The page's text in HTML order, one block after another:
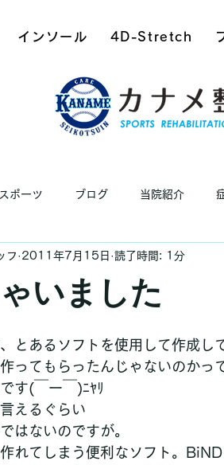
インソール 4D-Stretch
スポーツ ブログ 当院紹介
いました
フ 2011年7月15日 読了時間: 1分
とあるソフトを使用して作成し
ってもらったんじゃないのかっ
す(￣ー￣)ﾆﾔﾘ
えるぐらい
はないのですが。
れてしまう便利なソフト。BiND